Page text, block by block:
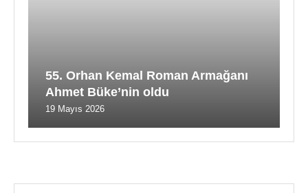
55. Orhan Kemal Roman Armağanı
Ahmet Büke’nin oldu
19 Mayıs 2026